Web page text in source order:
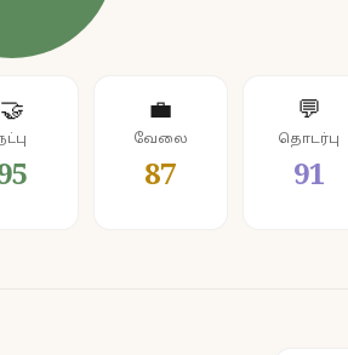
🤝 💼
வேலை
87
💬
தொடர்பு
91